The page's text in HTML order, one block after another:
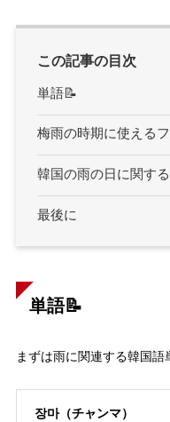
この記事の目次
単語📝
梅雨の時期に使える
韓国の雨の日に関す
最後に
単語📝
まずは雨に関連する韓国
장마（チャンマ）